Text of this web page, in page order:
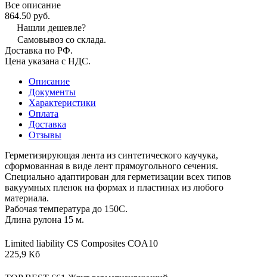
Все описание
864.50 руб.
Нашли дешевле?
Самовывоз со склада.
Доставка по РФ.
Цена указана с НДС.
Описание
Документы
Характеристики
Оплата
Доставка
Отзывы
Герметизирующая лента из синтетического каучука,
сформованная в виде лент прямоугольного сечения.
Специально адаптирован для герметизации всех типов
вакуумных пленок на формах и пластинах из любого
материала.
Рабочая температура до 150С.
Длина рулона 15 м.
Limited liability CS Composites COA10
225,9 Кб